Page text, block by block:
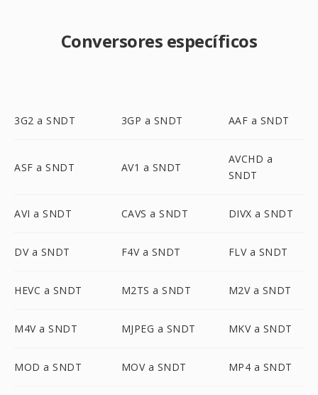
Conversores específicos
3G2 a SNDT 3GP a SNDT AAF a SNDT
ASF a SNDT AV1 a SNDT
AVCHD a
SNDT
AVI a SNDT CAVS a SNDT DIVX a SNDT
DV a SNDT F4V a SNDT FLV a SNDT
HEVC a SNDT M2TS a SNDT M2V a SNDT
M4V a SNDT MJPEG a SNDT MKV a SNDT
MOD a SNDT MOV a SNDT MP4 a SNDT